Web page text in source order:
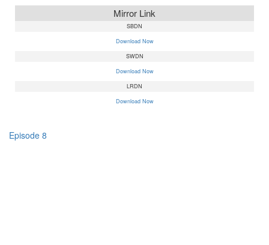
Mirror Link
SBDN
Download Now
SWDN
Download Now
LRDN
Download Now
Episode 8